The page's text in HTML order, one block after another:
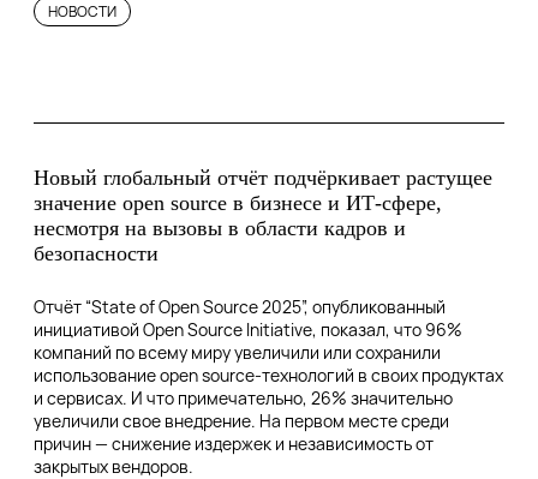
НОВОСТИ
Новый глобальный отчёт подчёркивает растущее
значение open source в бизнесе и ИТ-сфере,
несмотря на вызовы в области кадров и
безопасности
Отчёт “State of Open Source 2025”, опубликованный
инициативой Open Source Initiative, показал, что 96%
компаний по всему миру увеличили или сохранили
использование open source-технологий в своих продуктах
и сервисах. И что примечательно, 26% значительно
увеличили свое внедрение. На первом месте среди
причин — снижение издержек и независимость от
закрытых вендоров.